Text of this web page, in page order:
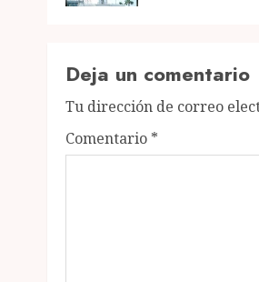
Deja un comentario
Tu dirección de correo
Comentario *